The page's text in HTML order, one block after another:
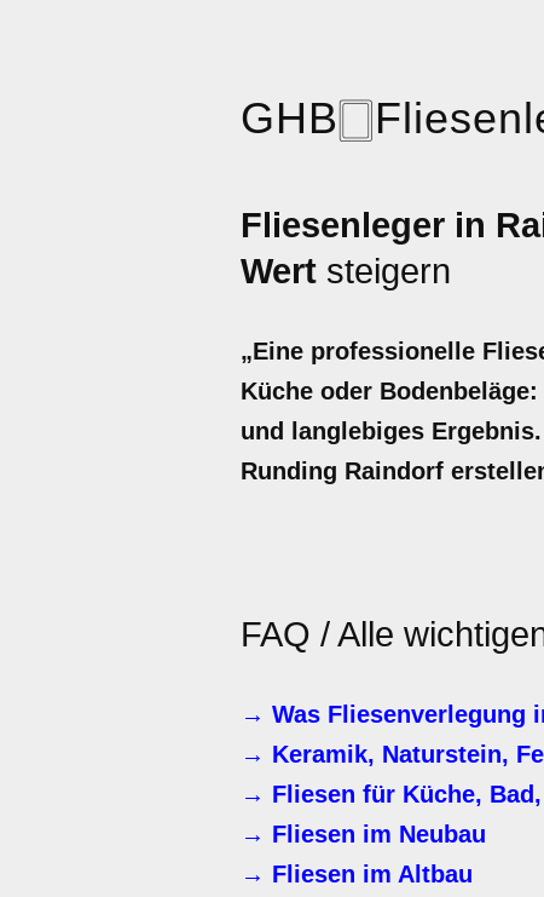
GHB🀆
Fliesenleger in
Wert steigern
„Eine professionelle
Küche oder
und langlebiges
Runding Raindorf
FAQ / Alle
→ Was Fliesenverlegung
→ Keramik, Naturstein,
→ Fliesen für Küche,
→ Fliesen im Neubau
→ Fliesen im Altbau